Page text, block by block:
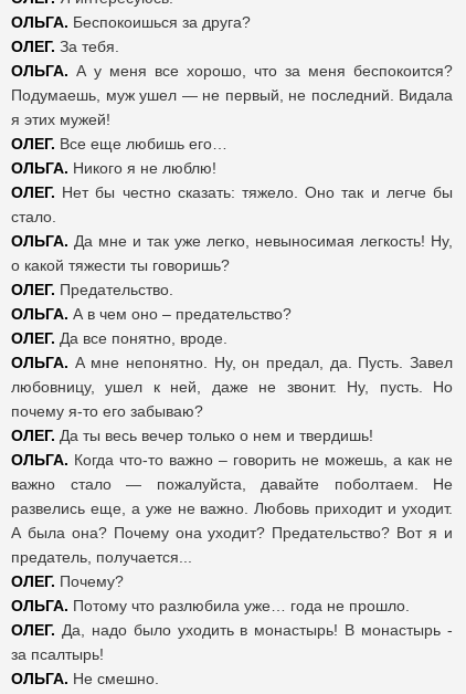
ОЛЬГА. Беспокоишься за друга?
ОЛЕГ. За тебя.
ОЛЬГА. А у меня все хорошо, что за меня беспокоится?
Подумаешь, муж ушел — не первый, не последний. Видала
я этих мужей!
ОЛЕГ. Все еще любишь его…
ОЛЬГА. Никого я не люблю!
ОЛЕГ. Нет бы честно сказать: тяжело. Оно так и легче бы
стало.
ОЛЬГА. Да мне и так уже легко, невыносимая легкость! Ну,
о какой тяжести ты говоришь?
ОЛЕГ. Предательство.
ОЛЬГА. А в чем оно – предательство?
ОЛЕГ. Да все понятно, вроде.
ОЛЬГА. А мне непонятно. Ну, он предал, да. Пусть. Завел
любовницу, ушел к ней, даже не звонит. Ну, пусть. Но
почему я-то его забываю?
ОЛЕГ. Да ты весь вечер только о нем и твердишь!
ОЛЬГА. Когда что-то важно – говорить не можешь, а как не
важно стало — пожалуйста, давайте поболтаем. Не
развелись еще, а уже не важно. Любовь приходит и уходит.
А была она? Почему она уходит? Предательство? Вот я и
предатель, получается...
ОЛЕГ. Почему?
ОЛЬГА. Потому что разлюбила уже… года не прошло.
ОЛЕГ. Да, надо было уходить в монастырь! В монастырь -
за псалтырь!
ОЛЬГА. Не смешно.